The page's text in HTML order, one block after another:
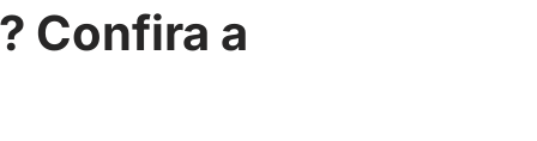
Confira a